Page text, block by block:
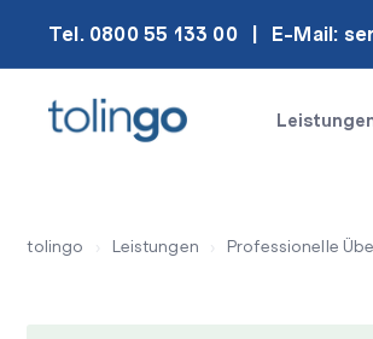
Tel. 0800 55 133 00 E-Mail:
tolingo › Leistungen › Professionelle